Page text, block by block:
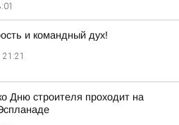
и командный дух!
21:21
Дню строителя проходит на